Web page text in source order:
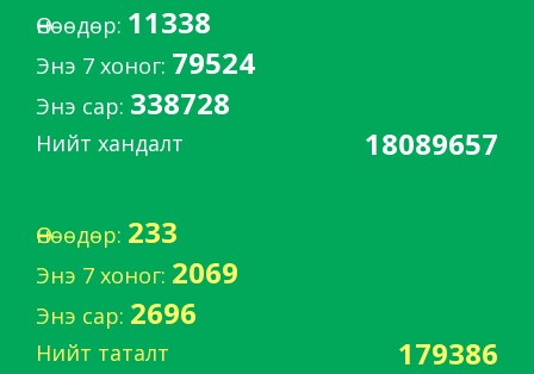
Өнөөдөр: 11338
Энэ 7 хоног: 79524
Энэ сар: 338728
Нийт хандалт 18089657
Өнөөдөр: 233
Энэ 7 хоног: 2069
Энэ сар: 2696
Нийт таталт 179386